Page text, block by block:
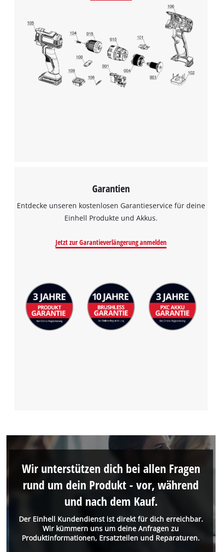
Garantien
Entdecke unseren kostenlosen Garantieservice für deine
Einhell Produkte und Akkus.
Jetzt zur Garantieverlängerung anmelden
Der Einhell Kundendienst ist direkt für dich erreichbar.
Wir kümmern uns um deine Anfragen zu
Produktinformationen, Ersatzteilen und Reparaturen.
Wir unterstützen dich bei allen Fragen
rund um dein Produkt - vor, während
und nach dem Kauf.